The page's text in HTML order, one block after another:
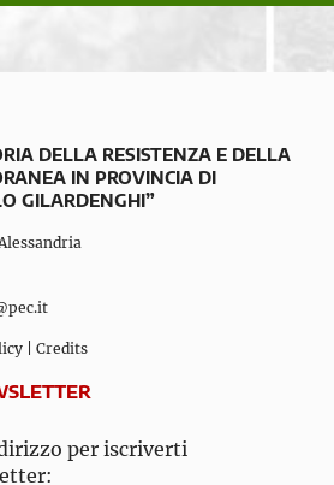
DELLA RESISTENZA E DELLA
IN PROVINCIA DI
GILARDENGHI”
Credits
per iscriverti